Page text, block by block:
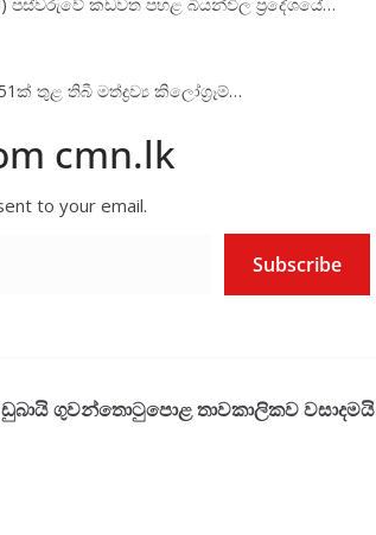
පස්වරුවේ කඩවත පහළ බියන්විල ප්‍රදේශයේ…
තුළ තිබී මත්ද්‍රව්‍ය කිලෝග්‍රෑම්…
cmn.lk
to your email.
Subscribe
ඩුබායි ගුවන්තොටුපොළ තාවකාලිකව වසාදමයි